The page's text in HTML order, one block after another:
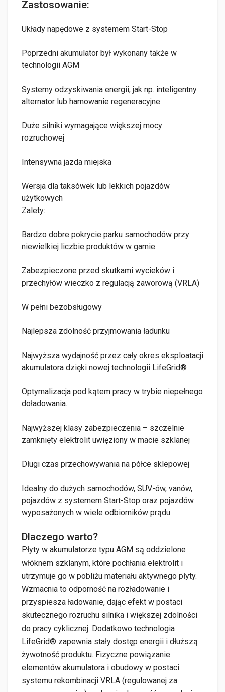
Zastosowanie:
Układy napędowe z systemem Start-Stop
Poprzedni akumulator był wykonany także w
technologii AGM
Systemy odzyskiwania energii, jak np. inteligentny
alternator lub hamowanie regeneracyjne
Duże silniki wymagające większej mocy
rozruchowej
Intensywna jazda miejska
Wersja dla taksówek lub lekkich pojazdów
użytkowych
Zalety:
Bardzo dobre pokrycie parku samochodów przy
niewielkiej liczbie produktów w gamie
Zabezpieczone przed skutkami wycieków i
przechyłów wieczko z regulacją zaworową (VRLA)
W pełni bezobsługowy
Najlepsza zdolność przyjmowania ładunku
Najwyższa wydajność przez cały okres eksploatacji
akumulatora dzięki nowej technologii LifeGrid®
Optymalizacja pod kątem pracy w trybie niepełnego
doładowania.
Najwyższej klasy zabezpieczenia – szczelnie
zamknięty elektrolit uwięziony w macie szklanej
Długi czas przechowywania na półce sklepowej
Idealny do dużych samochodów, SUV-ów, vanów,
pojazdów z systemem Start-Stop oraz pojazdów
wyposażonych w wiele odbiorników prądu
Dlaczego warto?
Płyty w akumulatorze typu AGM są oddzielone
włóknem szklanym, które pochłania elektrolit i
utrzymuje go w pobliżu materiału aktywnego płyty.
Wzmacnia to odporność na rozładowanie i
przyspiesza ładowanie, dając efekt w postaci
skutecznego rozruchu silnika i większej zdolności
do pracy cyklicznej. Dodatkowo technologia
LifeGrid® zapewnia stały dostęp energii i dłuższą
żywotność produktu. Fizyczne powiązanie
elementów akumulatora i obudowy w postaci
systemu rekombinacji VRLA (regulowanej za